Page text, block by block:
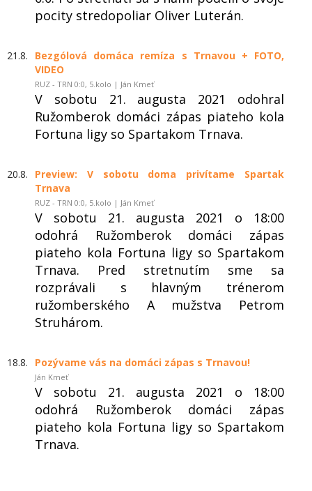
pocity stredopoliar Oliver Luterán.
21.8.
Bezgólová domáca remíza s Trnavou + FOTO,
VIDEO
RUZ - TRN 0:0, 5.kolo | Ján Kmeť
V sobotu 21. augusta 2021 odohral
Ružomberok domáci zápas piateho kola
Fortuna ligy so Spartakom Trnava.
20.8.
Preview: V sobotu doma privítame Spartak
Trnava
RUZ - TRN 0:0, 5.kolo | Ján Kmeť
V sobotu 21. augusta 2021 o 18:00
odohrá Ružomberok domáci zápas
piateho kola Fortuna ligy so Spartakom
Trnava. Pred stretnutím sme sa
rozprávali s hlavným trénerom
ružomberského A mužstva Petrom
Struhárom.
18.8. Pozývame vás na domáci zápas s Trnavou!
Ján Kmeť
V sobotu 21. augusta 2021 o 18:00
odohrá Ružomberok domáci zápas
piateho kola Fortuna ligy so Spartakom
Trnava.